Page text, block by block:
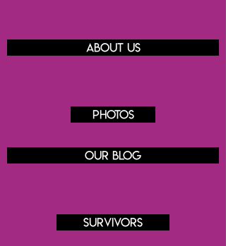
About us
Photos
Our blog
Survivors